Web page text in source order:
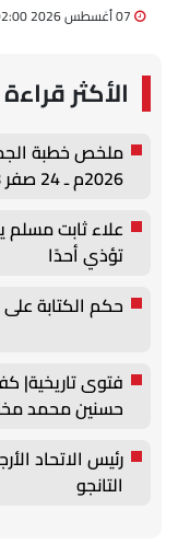
الأكثر قراءة
2026م ـ 24 صفر 1448هـ
علاء ثابت مسلم
تؤذي أحدًا
حكم الكتابة على
فتوى تاريخية|
حسنين محمد
رئيس الاتحاد
التانجو